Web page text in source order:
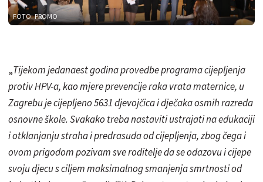
FOTO: PROMO
„Tijekom jedanaest godina provedbe programa cijepljenja
protiv HPV-a, kao mjere prevencije raka vrata maternice, u
Zagrebu je cijepljeno 5631 djevojčica i dječaka osmih razreda
osnovne škole. Svakako treba nastaviti ustrajati na edukaciji
i otklanjanju straha i predrasuda od cijepljenja, zbog čega i
ovom prigodom pozivam sve roditelje da se odazovu i cijepe
svoju djecu s ciljem maksimalnog smanjenja smrtnosti od